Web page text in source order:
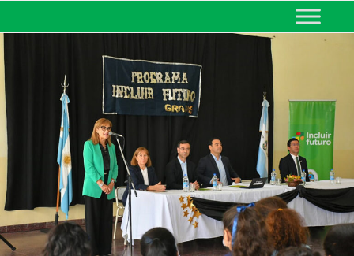
MINISTERIO DE EDUCACIÓN
DE CORRIENTES